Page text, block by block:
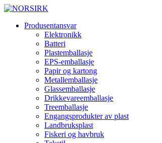
Produsentansvar
Elektronikk
Batteri
Plastemballasje
EPS-emballasje
Papir og kartong
Metallemballasje
Glassemballasje
Drikkevareemballasje
Treemballasje
Engangsprodukter av plast
Landbruksplast
Fiskeri og havbruk